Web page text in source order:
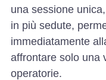
una sessione
in più sedute,
immediatamente
affrontare solo una
operatorie.